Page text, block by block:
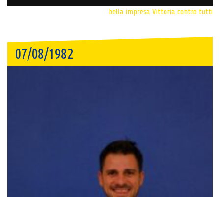
bella impresa Vittoria contro tutti
07/08/1982